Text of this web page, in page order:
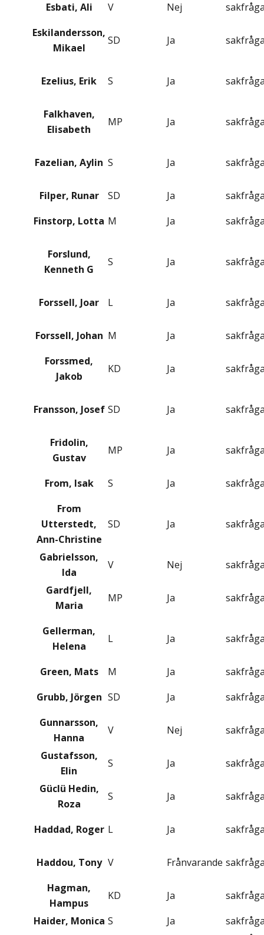
Esbati, Ali V Nej
Eskilandersson,
Mikael
SD Ja
Ezelius, Erik S Ja
Falkhaven,
Elisabeth
MP Ja
Fazelian, Aylin S Ja
Filper, Runar SD Ja
Finstorp, Lotta M Ja
Forslund,
Kenneth G
S Ja
Forssell, Joar L Ja
Forssell, Johan M Ja
Forssmed,
Jakob
KD Ja
Fransson, Josef SD Ja
Fridolin,
Gustav
MP Ja
From, Isak S Ja
From
Utterstedt,
Ann-Christine
SD Ja
Gabrielsson,
Ida
V Nej
Gardfjell,
Maria
MP Ja
Gellerman,
Helena
L Ja
Green, Mats M Ja
Grubb, Jörgen SD Ja
Gunnarsson,
Hanna
V Nej
Gustafsson,
Elin
S Ja
Güclü Hedin,
Roza
S Ja
Haddad, Roger L Ja
Haddou, Tony V Frånvarande
Hagman,
Hampus
KD Ja
Haider, Monica S Ja